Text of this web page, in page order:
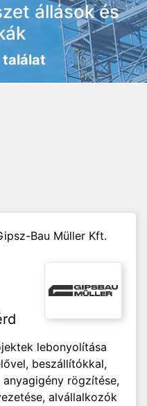
állások és
találat
Bau Müller Kft.
lebonyolítása
beszállítókkal,
rögzítése,
alvállalkozók